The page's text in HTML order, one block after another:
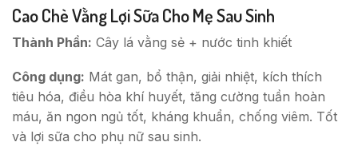
Cao Chè Vằng Lợi Sữa Cho Mẹ Sau Sinh
Thành Phần: Cây lá vằng sẻ + nước tinh khiết
Công dụng: Mát gan, bổ thận, giải nhiệt, kích thích
tiêu hóa, điều hòa khí huyết, tăng cường tuần hoàn
máu, ăn ngon ngủ tốt, kháng khuẩn, chống viêm. Tốt
và lợi sữa cho phụ nữ sau sinh.